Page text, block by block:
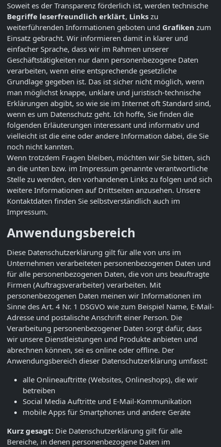
Soweit es der Transparenz förderlich ist, werden technische
Begriffe leserfreundlich erklärt, Links zu
weiterführenden Informationen geboten und Grafiken zum
Einsatz gebracht. Wir informieren damit in klarer und
einfacher Sprache, dass wir im Rahmen unserer
Geschäftstätigkeiten nur dann personenbezogene Daten
verarbeiten, wenn eine entsprechende gesetzliche
Grundlage gegeben ist. Das ist sicher nicht möglich, wenn
man möglichst knappe, unklare und juristisch-technische
Erklärungen abgibt, so wie sie im Internet oft Standard sind,
wenn es um Datenschutz geht. Ich hoffe, Sie finden die
folgenden Erläuterungen interessant und informativ und
vielleicht ist die eine oder andere Information dabei, die Sie
noch nicht kannten.
Wenn trotzdem Fragen bleiben, möchten wir Sie bitten, sich
an die unten bzw. im Impressum genannte verantwortliche
Stelle zu wenden, den vorhandenen Links zu folgen und sich
weitere Informationen auf Drittseiten anzusehen. Unsere
Kontaktdaten finden Sie selbstverständlich auch im
Impressum.
Anwendungsbereich
Diese Datenschutzerklärung gilt für alle von uns im
Unternehmen verarbeiteten personenbezogenen Daten und
für alle personenbezogenen Daten, die von uns beauftragte
Firmen (Auftragsverarbeiter) verarbeiten. Mit
personenbezogenen Daten meinen wir Informationen im
Sinne des Art. 4 Nr. 1 DSGVO wie zum Beispiel Name, E-Mail-
Adresse und postalische Anschrift einer Person. Die
Verarbeitung personenbezogener Daten sorgt dafür, dass
wir unsere Dienstleistungen und Produkte anbieten und
abrechnen können, sei es online oder offline. Der
Anwendungsbereich dieser Datenschutzerklärung umfasst:
alle Onlineauftritte (Websites, Onlineshops), die wir
betreiben
Social Media Auftritte und E-Mail-Kommunikation
mobile Apps für Smartphones und andere Geräte
Kurz gesagt: Die Datenschutzerklärung gilt für alle
Bereiche, in denen personenbezogene Daten im